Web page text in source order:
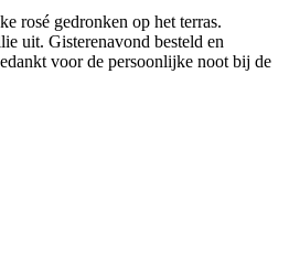
rosé gedronken op het terras.
uit. Gisterenavond besteld en
voor de persoonlijke noot bij de